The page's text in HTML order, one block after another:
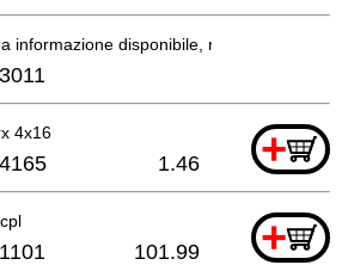
informazione disponibile, non ordinabile
4x16 +
1.46
+
101.99